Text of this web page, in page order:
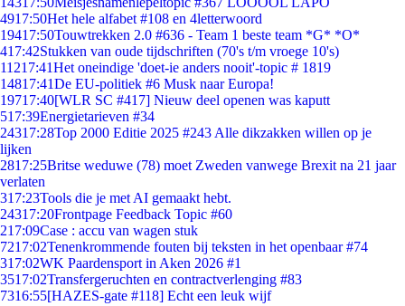
4917:50Het hele alfabet #108 en 4letterwoord
19417:50Touwtrekken 2.0 #636 - Team 1 beste team *G* *O*
417:42Stukken van oude tijdschriften (70's t/m vroege 10's)
11217:41Het oneindige 'doet-ie anders nooit'-topic # 1819
14817:41De EU-politiek #6 Musk naar Europa!
19717:40[WLR SC #417] Nieuw deel openen was kaputt
517:39Energietarieven #34
24317:28Top 2000 Editie 2025 #243 Alle dikzakken willen op je
lijken
2817:25Britse weduwe (78) moet Zweden vanwege Brexit na 21 jaar
verlaten
317:23Tools die je met AI gemaakt hebt.
24317:20Frontpage Feedback Topic #60
217:09Case : accu van wagen stuk
7217:02Tenenkrommende fouten bij teksten in het openbaar #74
317:02WK Paardensport in Aken 2026 #1
3517:02Transfergeruchten en contractverlenging #83
7316:55[HAZES-gate #118] Echt een leuk wijf